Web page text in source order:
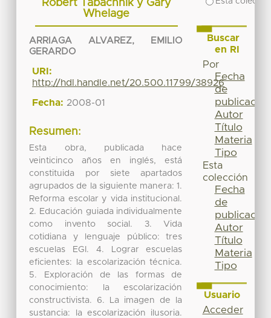
Robert Tabachnik y Gary
Whelage
ARRIAGA ALVAREZ, EMILIO
GERARDO
URI:
http://hdl.handle.net/20.500.11799/38926
Fecha: 2008-01
Resumen:
Esta obra, publicada hace
veinticinco años en inglés, está
constituida por siete apartados
agrupados de la siguiente manera: 1.
Reforma escolar y vida institucional.
2. Educación guiada individualmente
como invento social. 3. Vida
cotidiana y lenguaje público: tres
escuelas EGI. 4. Lograr escuelas
eficientes: la escolarización técnica.
5. Exploración de las formas de
conocimiento: la escolarización
constructivista. 6. La imagen de la
sustancia: la escolarización ilusoria.
Buscar
en RI
Por
Fecha
de
publicación
Autor
Título
Materia
Tipo
Esta
colección
Fecha
de
publicación
Autor
Título
Materia
Tipo
Usuario
Acceder